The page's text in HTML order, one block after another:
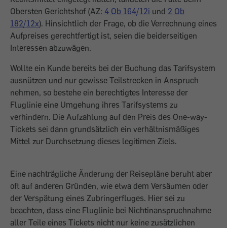
Obersten Gerichtshof (AZ: 4 Ob 164/12i und 2 Ob
182/12x). Hinsichtlich der Frage, ob die Verrechnung eines
Aufpreises gerechtfertigt ist, seien die beiderseitigen
Interessen abzuwägen.
Wollte ein Kunde bereits bei der Buchung das Tarifsystem
ausnützen und nur gewisse Teilstrecken in Anspruch
nehmen, so bestehe ein berechtigtes Interesse der
Fluglinie eine Umgehung ihres Tarifsystems zu
verhindern. Die Aufzahlung auf den Preis des One-way-
Tickets sei dann grundsätzlich ein verhältnismäßiges
Mittel zur Durchsetzung dieses legitimen Ziels.
Eine nachträgliche Änderung der Reisepläne beruht aber
oft auf anderen Gründen, wie etwa dem Versäumen oder
der Verspätung eines Zubringerfluges. Hier sei zu
beachten, dass eine Fluglinie bei Nichtinanspruchnahme
aller Teile eines Tickets nicht nur keine zusätzlichen